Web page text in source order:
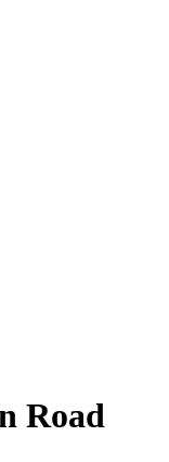
Road